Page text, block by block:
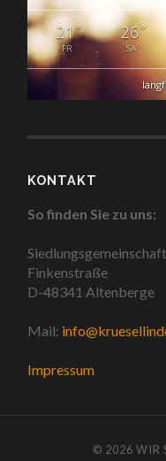
21°
FR
26°
SA
KONTAKT
So finden Sie zu uns:
Finkenstraße
D-48341 Altenberge
Mail:
Impressum
© 2026WIR